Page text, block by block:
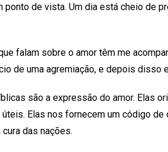
ponto de vista. Um dia está cheio de
falam sobre o amor têm me
de uma agremiação, e depois disso
são a expressão do amor. Elas
Elas nos fornecem um código de
das nações.